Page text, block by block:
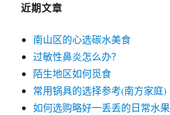
近期文章
南山区的心选碳水美食
过敏性鼻炎怎么办？
陌生地区如何觅食
常用锅具的选择参考(南方家庭)
如何选购略好一丢丢的日常水果